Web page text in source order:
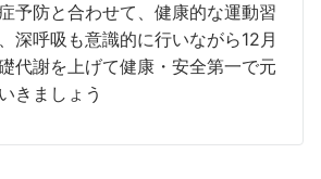
予防と合わせて、健康的な運動習
深呼吸も意識的に行いながら12月
代謝を上げて健康・安全第一で元
きましょう